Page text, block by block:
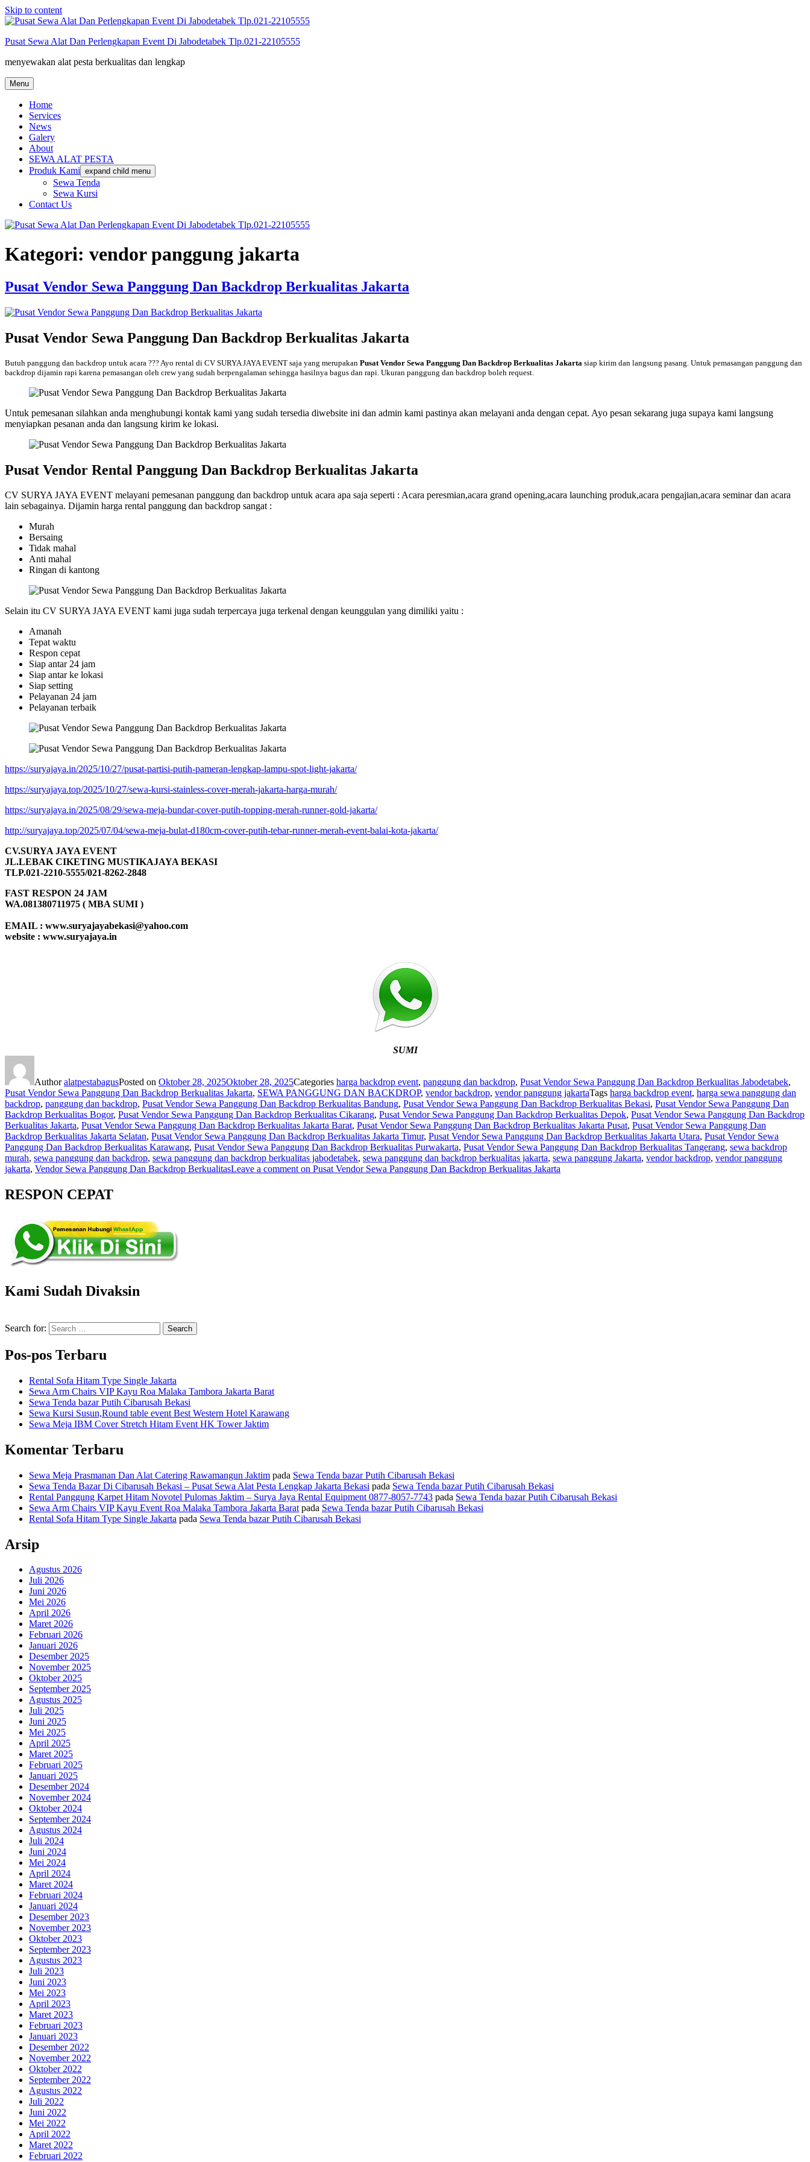
Skip to content
Pusat Sewa Alat Dan Perlengkapan Event Di Jabodetabek Tlp.021-22105555
menyewakan alat pesta berkualitas dan lengkap
Menu
Home
Services
News
Galery
About
SEWA ALAT PESTA
Produk Kami expand child menu
Sewa Tenda
Sewa Kursi
Contact Us
Kategori: vendor panggung jakarta
Pusat Vendor Sewa Panggung Dan Backdrop Berkualitas Jakarta
Pusat Vendor Sewa Panggung Dan Backdrop Berkualitas Jakarta
Butuh panggung dan backdrop untuk acara ??? Ayo rental di CV SURYA JAYA EVENT saja yang merupakan Pusat Vendor Sewa Panggung Dan Backdrop Berkualitas Jakarta siap kirim dan langsung pasang. Untuk pemasangan panggung dan
backdrop dijamin rapi karena pemasangan oleh crew yang sudah berpengalaman sehingga hasilnya bagus dan rapi. Ukuran panggung dan backdrop boleh request.
Untuk pemesanan silahkan anda menghubungi kontak kami yang sudah tersedia diwebsite ini dan admin kami pastinya akan melayani anda dengan cepat. Ayo pesan sekarang juga supaya kami langsung
menyiapkan pesanan anda dan langsung kirim ke lokasi.
Pusat Vendor Rental Panggung Dan Backdrop Berkualitas Jakarta
CV SURYA JAYA EVENT melayani pemesanan panggung dan backdrop untuk acara apa saja seperti : Acara peresmian,acara grand opening,acara launching produk,acara pengajian,acara seminar dan acara
lain sebagainya. Dijamin harga rental panggung dan backdrop sangat :
Murah
Bersaing
Tidak mahal
Anti mahal
Ringan di kantong
Selain itu CV SURYA JAYA EVENT kami juga sudah terpercaya juga terkenal dengan keunggulan yang dimiliki yaitu :
Amanah
Tepat waktu
Respon cepat
Siap antar 24 jam
Siap antar ke lokasi
Siap setting
Pelayanan 24 jam
Pelayanan terbaik
https://suryajaya.in/2025/10/27/pusat-partisi-putih-pameran-lengkap-lampu-spot-light-jakarta/
https://suryajaya.top/2025/10/27/sewa-kursi-stainless-cover-merah-jakarta-harga-murah/
https://suryajaya.in/2025/08/29/sewa-meja-bundar-cover-putih-topping-merah-runner-gold-jakarta/
http://suryajaya.top/2025/07/04/sewa-meja-bulat-d180cm-cover-putih-tebar-runner-merah-event-balai-kota-jakarta/
CV.SURYA JAYA EVENT
JL.LEBAK CIKETING MUSTIKAJAYA BEKASI
TLP.021-2210-5555/021-8262-2848
FAST RESPON 24 JAM
WA.081380711975 ( MBA SUMI )
EMAIL : www.suryajayabekasi@yahoo.com
website : www.suryajaya.in
SUMI
AuthoralatpestabagusPosted on Oktober 28, 2025Oktober 28, 2025Categories harga backdrop event, panggung dan backdrop, Pusat Vendor Sewa Panggung Dan Backdrop Berkualitas Jabodetabek,
Pusat Vendor Sewa Panggung Dan Backdrop Berkualitas Jakarta, SEWA PANGGUNG DAN BACKDROP, vendor backdrop, vendor panggung jakartaTags harga backdrop event, harga sewa panggung dan
backdrop, panggung dan backdrop, Pusat Vendor Sewa Panggung Dan Backdrop Berkualitas Bandung, Pusat Vendor Sewa Panggung Dan Backdrop Berkualitas Bekasi, Pusat Vendor Sewa Panggung Dan
Backdrop Berkualitas Bogor, Pusat Vendor Sewa Panggung Dan Backdrop Berkualitas Cikarang, Pusat Vendor Sewa Panggung Dan Backdrop Berkualitas Depok, Pusat Vendor Sewa Panggung Dan Backdrop
Berkualitas Jakarta, Pusat Vendor Sewa Panggung Dan Backdrop Berkualitas Jakarta Barat, Pusat Vendor Sewa Panggung Dan Backdrop Berkualitas Jakarta Pusat, Pusat Vendor Sewa Panggung Dan
Backdrop Berkualitas Jakarta Selatan, Pusat Vendor Sewa Panggung Dan Backdrop Berkualitas Jakarta Timur, Pusat Vendor Sewa Panggung Dan Backdrop Berkualitas Jakarta Utara, Pusat Vendor Sewa
Panggung Dan Backdrop Berkualitas Karawang, Pusat Vendor Sewa Panggung Dan Backdrop Berkualitas Purwakarta, Pusat Vendor Sewa Panggung Dan Backdrop Berkualitas Tangerang, sewa backdrop
murah, sewa panggung dan backdrop, sewa panggung dan backdrop berkualitas jabodetabek, sewa panggung dan backdrop berkualitas jakarta, sewa panggung Jakarta, vendor backdrop, vendor panggung
jakarta, Vendor Sewa Panggung Dan Backdrop BerkualitasLeave a commenton Pusat Vendor Sewa Panggung Dan Backdrop Berkualitas Jakarta
RESPON CEPAT
Kami Sudah Divaksin
Search for: Search
Pos-pos Terbaru
Rental Sofa Hitam Type Single Jakarta
Sewa Arm Chairs VIP Kayu Roa Malaka Tambora Jakarta Barat
Sewa Tenda bazar Putih Cibarusah Bekasi
Sewa Kursi Susun,Round table event Best Western Hotel Karawang
Sewa Meja IBM Cover Stretch Hitam Event HK Tower Jaktim
Komentar Terbaru
Sewa Meja Prasmanan Dan Alat Catering Rawamangun Jaktim pada Sewa Tenda bazar Putih Cibarusah Bekasi
Sewa Tenda Bazar Di Cibarusah Bekasi – Pusat Sewa Alat Pesta Lengkap Jakarta Bekasi pada Sewa Tenda bazar Putih Cibarusah Bekasi
Rental Panggung Karpet Hitam Novotel Pulomas Jaktim – Surya Jaya Rental Equipment 0877-8057-7743 pada Sewa Tenda bazar Putih Cibarusah Bekasi
Sewa Arm Chairs VIP Kayu Event Roa Malaka Tambora Jakarta Barat pada Sewa Tenda bazar Putih Cibarusah Bekasi
Rental Sofa Hitam Type Single Jakarta pada Sewa Tenda bazar Putih Cibarusah Bekasi
Arsip
Agustus 2026
Juli 2026
Juni 2026
Mei 2026
April 2026
Maret 2026
Februari 2026
Januari 2026
Desember 2025
November 2025
Oktober 2025
September 2025
Agustus 2025
Juli 2025
Juni 2025
Mei 2025
April 2025
Maret 2025
Februari 2025
Januari 2025
Desember 2024
November 2024
Oktober 2024
September 2024
Agustus 2024
Juli 2024
Juni 2024
Mei 2024
April 2024
Maret 2024
Februari 2024
Januari 2024
Desember 2023
November 2023
Oktober 2023
September 2023
Agustus 2023
Juli 2023
Juni 2023
Mei 2023
April 2023
Maret 2023
Februari 2023
Januari 2023
Desember 2022
November 2022
Oktober 2022
September 2022
Agustus 2022
Juli 2022
Juni 2022
Mei 2022
April 2022
Maret 2022
Februari 2022